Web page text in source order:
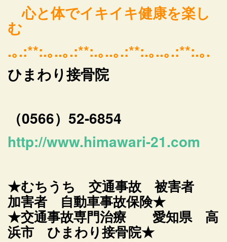
心と体でイキイキ健康を楽し
む
.｡.:**:.｡..｡.:**:.｡..｡.:**:.｡..｡.:**:.｡.
ひまわり接骨院
（0566）52-6854
http://www.himawari-21.com
★むちうち 交通事故 被害者
加害者 自動車事故保険★
★交通事故専門治療 愛知県 高
浜市 ひまわり接骨院★